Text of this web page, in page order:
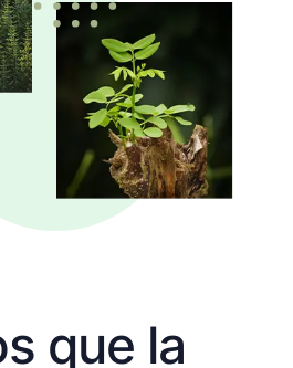
que la